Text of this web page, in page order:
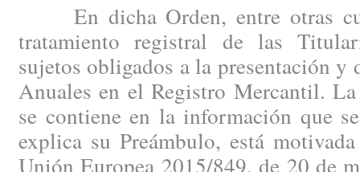
En dicha Orden, entre otras
tratamiento registral de las
sujetos obligados a la presentación y
Anuales en el Registro Mercantil.
se contiene en la información que
explica su Preámbulo, está
Unión Europea 2015/849, de 20 de